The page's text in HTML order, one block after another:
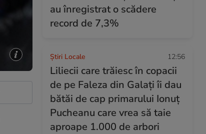
au înregistrat o scădere
record de 7,3%
Știri Locale 12:56
Liliecii care trăiesc în copacii
de pe Faleza din Galați îi dau
bătăi de cap primarului Ionuț
Pucheanu care vrea să taie
aproape 1.000 de arbori